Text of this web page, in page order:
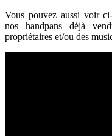
Vous pouvez aussi voir
nos handpans déjà
propriétaires et/ou des